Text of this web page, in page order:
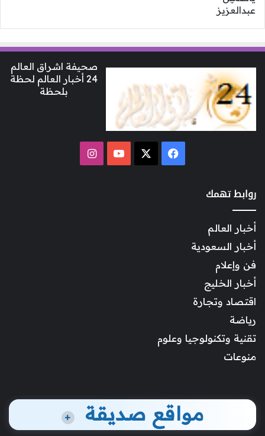
صحيفة اشراق العالم
24 أخبار العالم لحظة
بلحظة
فيسبوك ‫YouTubeانستقرام
روابط تهمك
أخبار العالم
أخبار السعودية
فن وإعلام
أخبار الخليج
اقتصاد وتجارة
رياضة
تقنية وتكنولوجيا وعلوم
منوعات
مواقع صديقة +